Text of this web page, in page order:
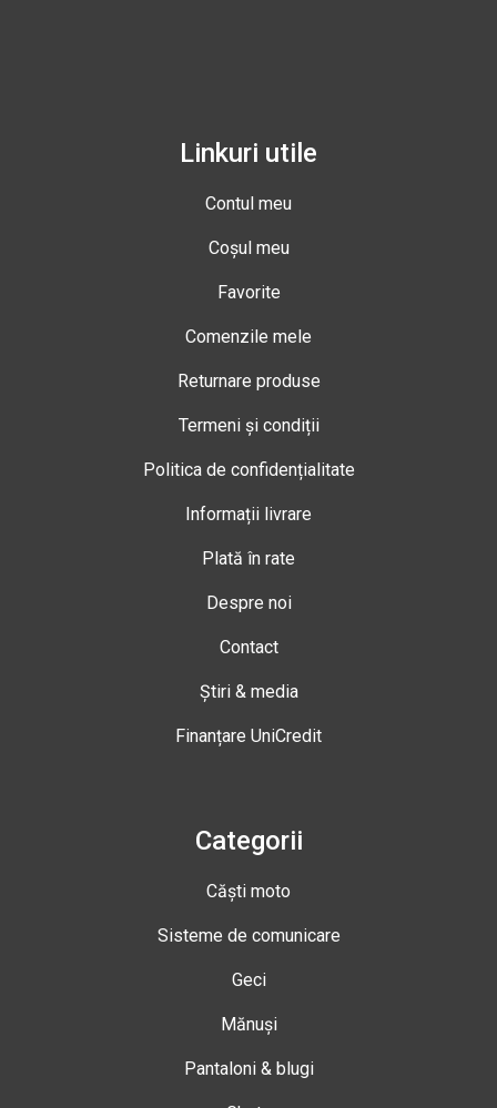
Linkuri utile
Contul meu
Coșul meu
Favorite
Comenzile mele
Returnare produse
Termeni și condiții
Politica de confidențialitate
Informații livrare
Plată în rate
Despre noi
Contact
Știri & media
Finanțare UniCredit
Categorii
Căști moto
Sisteme de comunicare
Geci
Mănuși
Pantaloni & blugi